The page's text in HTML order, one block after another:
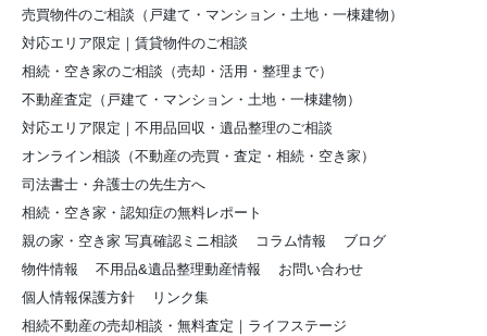
売買物件のご相談（戸建て・マンション・土地・一棟建物）
対応エリア限定｜賃貸物件のご相談
相続・空き家のご相談（売却・活用・整理まで）
不動産査定（戸建て・マンション・土地・一棟建物）
対応エリア限定｜不用品回収・遺品整理のご相談
オンライン相談（不動産の売買・査定・相続・空き家）
司法書士・弁護士の先生方へ
相続・空き家・認知症の無料レポート
親の家・空き家 写真確認ミニ相談
コラム情報
ブログ
物件情報
不用品&遺品整理動産情報
お問い合わせ
個人情報保護方針
リンク集
相続不動産の売却相談・無料査定｜ライフステージ